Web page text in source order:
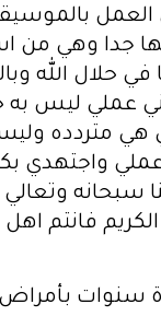
جدا وهي من
في حلال الله
عملي ليس به
متردده
واجتهدي
سبحانه
فانتم
سنوات